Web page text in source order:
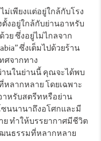
ม่เพียงแต่อยู่ใกล้กับโรง
งอยู่ใกล้กับย่านอาหรับ
ย ซึ่งอยู่ไม่ไกลจาก
ซึ่งเต็มไปด้วยร้าน
ศจากทาง
านในย่านนี้ คุณจะได้พบ
ลากหลาย โดยเฉพาะ
าหรับสตรีทหรือย่าน
นนานาถึงอโศกและมี
ทำให้บรรยากาศมีชีวิต
นธรรมที่หลากหลาย